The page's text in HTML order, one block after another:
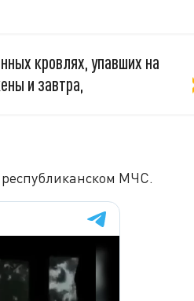
кровлях, упавших на
и завтра,
МЧС.